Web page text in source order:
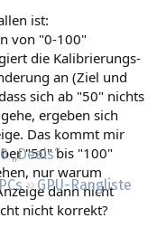
„Deals“
GPU-Rangliste
ist:
von "0-100"
die Kalibrierungs-
an (Ziel und
sich ab "50" nichts
ergeben sich
Das kommt mir
"50" bis "100"
nur warum
dann nicht
nicht korrekt?